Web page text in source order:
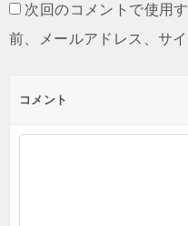
次回のコメントで使用
前、メールアドレス、サイ
コメント